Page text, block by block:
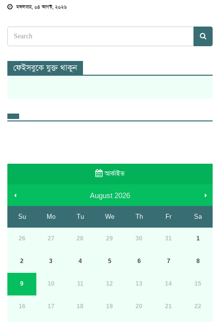
মঙ্গলবার, ০৪ আগস্ট, ২০২৬
ফেইসবুকে যুক্ত থাকুন
আর্কাইভ
August 2026
Su Mo Tu We Th Fr Sa
26 27 28 29 30 31 1
2 3 4 5 6 7 8
9 10 11 12 13 14 15
16 17 18 19 20 21 22